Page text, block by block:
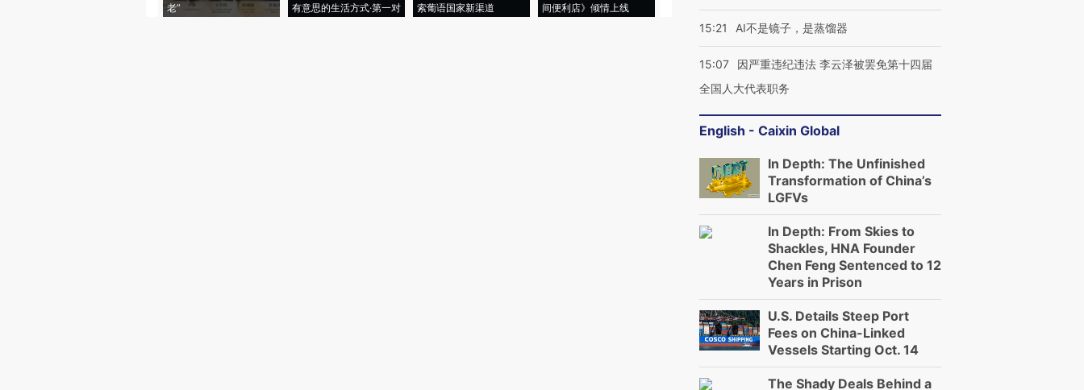
老”
有意思的生活方式·第一对
索葡语国家新渠道
间便利店》倾情上线
有意思的生活方式·第三对
住三大增长引擎是什么？
15:21 AI不是镜子，是蒸馏器
15:07
因严重违纪违法 李云泽被罢免第十四届
全国人大代表职务
English - Caixin Global
In Depth: The Unfinished
Transformation of China’s
LGFVs
In Depth: From Skies to
Shackles, HNA Founder
Chen Feng Sentenced to 12
Years in Prison
U.S. Details Steep Port
Fees on China-Linked
Vessels Starting Oct. 14
The Shady Deals Behind a